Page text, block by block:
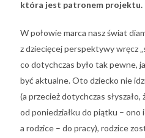
która jest patronem projektu.
W połowie marca nasz świat
z dziecięcej perspektywy wręcz
co dotychczas było tak pewne,
być aktualne. Oto dziecko nie
(a przecież dotychczas słyszało,
od poniedziałku do piątku – ono
a rodzice – do pracy), rodzice